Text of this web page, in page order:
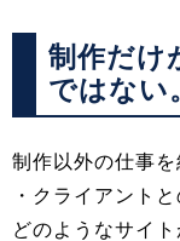
制作だけ
ではない
制作以外の仕事を
・クライアント
どのようなサイ